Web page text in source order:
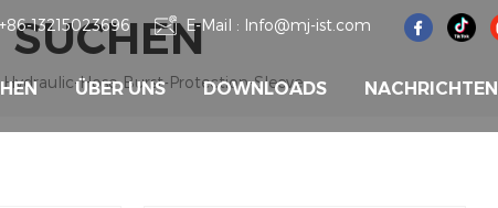
+86-13215023696 E-Mail : Info@mj-ist.com
ÜBER UNS DOWNLOADS NACHRICHTEN
SUCHEN
Hydraulic-Hose-Burst-Protection-Sleeve